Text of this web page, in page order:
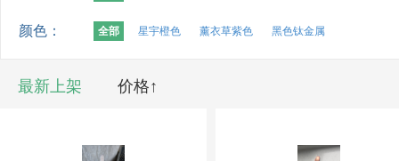
颜色： 全部 星宇橙色 薰衣草紫色 黑色钛金属
最新上架 价格↑